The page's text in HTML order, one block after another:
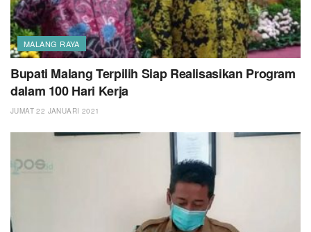
MALANG RAYA
Bupati Malang Terpilih Siap Realisasikan Program
dalam 100 Hari Kerja
JUMAT 22 JANUARI 2021